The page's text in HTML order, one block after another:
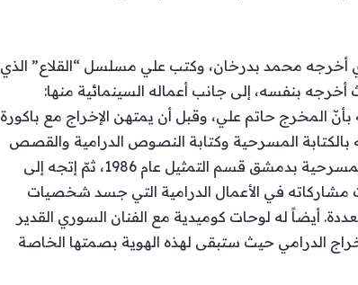
أخرجه محمد بدرخان، وكتب علي مسلسل “القلاع” الذي
بنفسه، إلى جانب أعماله السينمائية منها:
لا بد من التنويه بأنّ المخرج حاتم علي، وقبل أن يمتهن الإخراج مع باكورة
سنة 1994 ، كان قد بدأ الراحل حياته بالكتابة المسرحية وكتابة النصوص الدرامية والقصص
القصيرة، وهو حاصل على إجازة في الفنون المسرحية من المعهد العالي للفنون المسرحية بدمشق قسم التمثيل عام 1986، ثمّ إتجه إلى
هيثم حقي في مسلسل دائرة النار سنة 1988، ثم توالت مشاركاته في الأعمال الدرامية التي جسد شخصيات
أيضاً له لوحات كوميدية مع الفنان السوري القدير
الدرامي حيث ستبقى لهذه الهوية بصمتها الخاصة